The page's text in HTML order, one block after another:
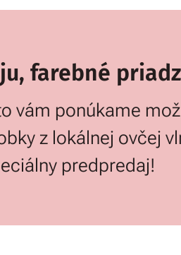
farebné
vám ponúkame
z lokálnej ovčej
predpredaj!